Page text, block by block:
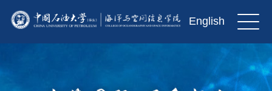
English